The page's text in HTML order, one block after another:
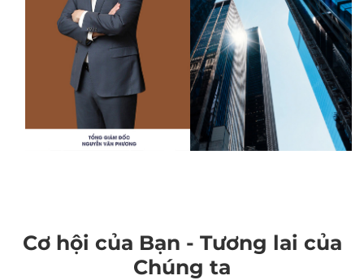
Cơ hội của Bạn - Tương lai của
Chúng ta